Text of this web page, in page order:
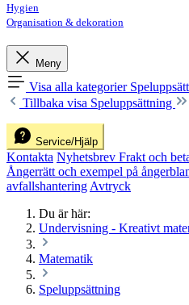
Hygien
Organisation & dekoration
Meny
Visa alla kategorier
Tillbaka visa Speluppsättning
Service/Hjälp
Kontakta Nyhetsbrev Frakt och
Ångerrätt och exempel på
avfallshantering Avtryck
Du är här:
Undervisning - Kreativt
Matematik
Speluppsättning